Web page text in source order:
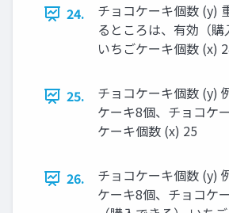
24.
チョコケーキ個数 (y)
るところは、有効（購
いちごケーキ個数 (x)
25.
チョコケーキ個数 (y)
ケーキ8個、チョコケ
ケーキ個数 (x) 25
26.
チョコケーキ個数 (y)
ケーキ8個、チョコケ